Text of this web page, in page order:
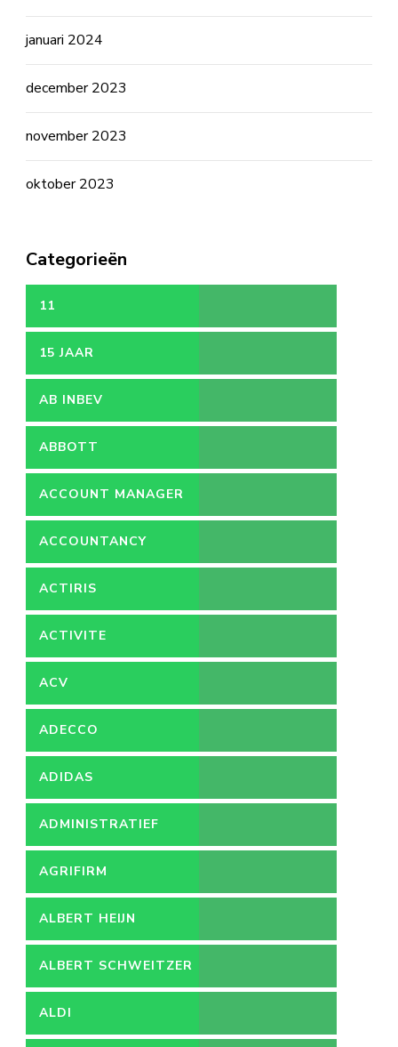
januari 2024
december 2023
november 2023
oktober 2023
Categorieën
11
15 JAAR
AB INBEV
ABBOTT
ACCOUNT MANAGER
ACCOUNTANCY
ACTIRIS
ACTIVITE
ACV
ADECCO
ADIDAS
ADMINISTRATIEF
MEDEWERKER
AGRIFIRM
ALBERT HEIJN
ALBERT SCHWEITZER
ZIEKENHUIS
ALDI